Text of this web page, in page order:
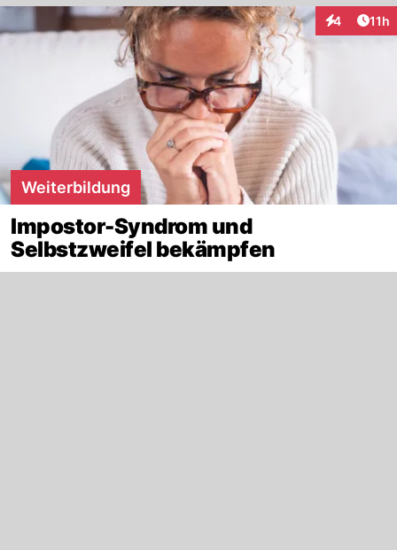
4 11h
Weiterbildung
Impostor-Syndrom und
Selbstzweifel bekämpfen